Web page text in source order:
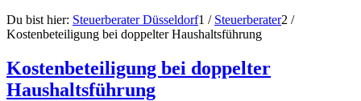
Du bist hier: Steuerberater Düsseldorf1 / Steuerberater2 /
Kostenbeteiligung bei doppelter Haushaltsführung
Kostenbeteiligung bei doppelter
Haushaltsführung